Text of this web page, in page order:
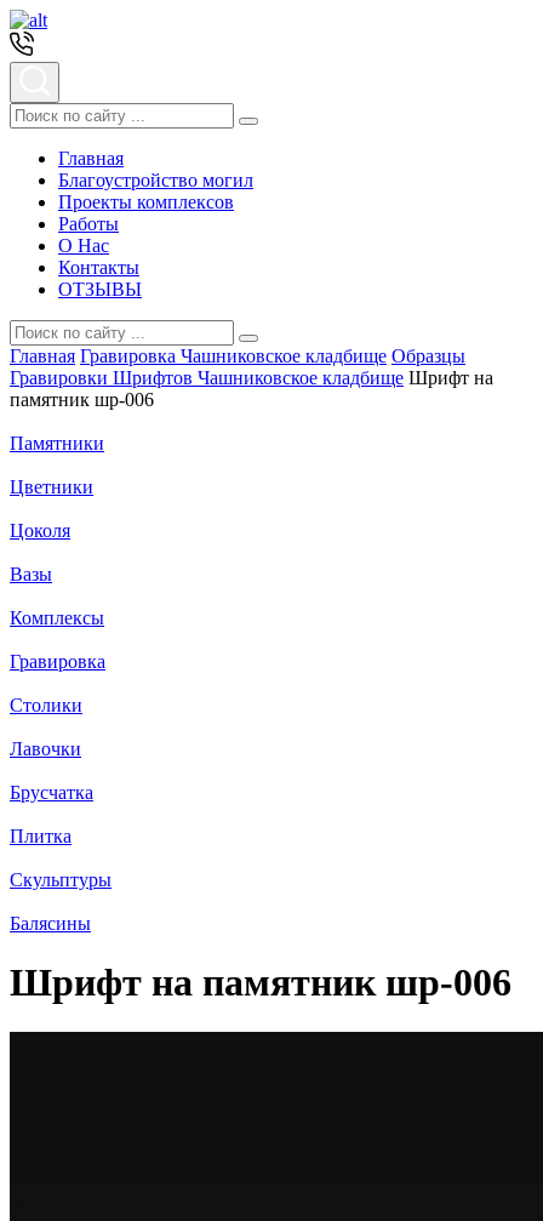
Главная
Благоустройство могил
Проекты комплексов
Работы
О Нас
Контакты
ОТЗЫВЫ
Главная Гравировка Чашниковское кладбище Образцы
Гравировки Шрифтов Чашниковское кладбище Шрифт на
памятник шр-006
Памятники
Цветники
Цоколя
Вазы
Комплексы
Гравировка
Столики
Лавочки
Брусчатка
Плитка
Скульптуры
Балясины
Шрифт на памятник шр-006